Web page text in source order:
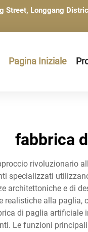
Longgang
Pagina Iniziale
fabbrica
rivoluzionario
specializzati
architettoniche e di
alla
di paglia
Le funzioni